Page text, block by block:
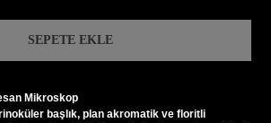
SEPETE EKLE
Mikroskop
başlık, plan akromatik ve floritli